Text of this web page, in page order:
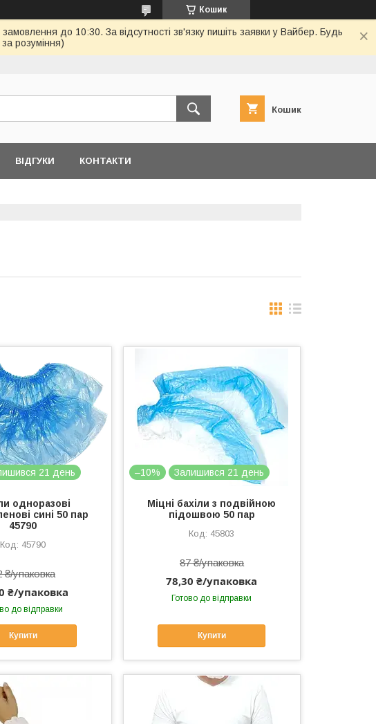
Кошик
до 10:30. За відсутності зв'язку пишіть заявки у Вайбер. Будь
розуміння)
Кошик
ВІДГУКИ КОНТАКТИ
21 день
одноразові
сині 50 пар
45790
45790
₴/упаковка
₴/упаковка
до відправки
Купити
–10% Залишився 21 день
Міцні бахіли з подвійною
підошвою 50 пар
45803
87 ₴/упаковка
78,30 ₴/упаковка
Готово до відправки
Купити